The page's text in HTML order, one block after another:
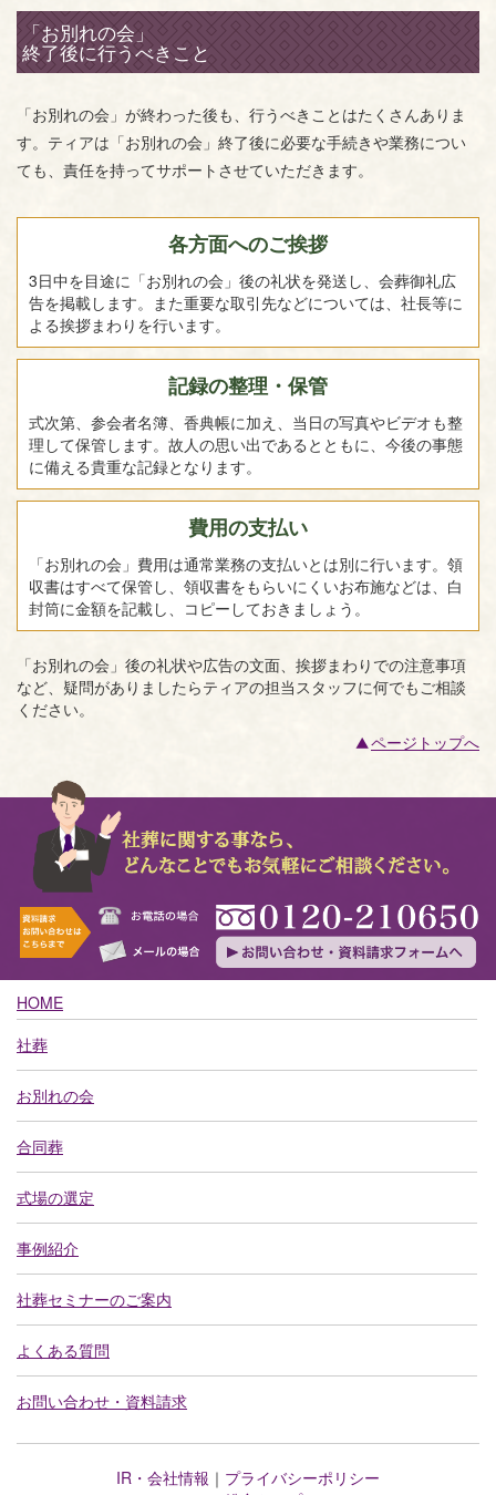
「お別れの会」
終了後に行うべきこと
「お別れの会」が終わった後も、行うべきことはたくさんありま
す。ティアは「お別れの会」終了後に必要な手続きや業務につい
ても、責任を持ってサポートさせていただきます。
各方面へのご挨拶
3日中を目途に「お別れの会」後の礼状を発送し、会葬御礼広
告を掲載します。また重要な取引先などについては、社長等に
よる挨拶まわりを行います。
記録の整理・保管
式次第、参会者名簿、香典帳に加え、当日の写真やビデオも整
理して保管します。故人の思い出であるとともに、今後の事態
に備える貴重な記録となります。
費用の支払い
「お別れの会」費用は通常業務の支払いとは別に行います。領
収書はすべて保管し、領収書をもらいにくいお布施などは、白
封筒に金額を記載し、コピーしておきましょう。
「お別れの会」後の礼状や広告の文面、挨拶まわりでの注意事項
など、疑問がありましたらティアの担当スタッフに何でもご相談
ください。
ページトップへ
HOME
社葬
お別れの会
合同葬
式場の選定
事例紹介
社葬セミナーのご案内
よくある質問
お問い合わせ・資料請求
IR・会社情報 ｜ プライバシーポリシー